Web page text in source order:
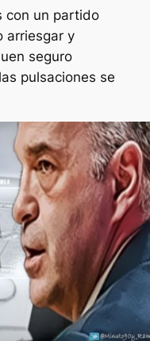
con un partido
arriesgar y
seguro
pulsaciones se